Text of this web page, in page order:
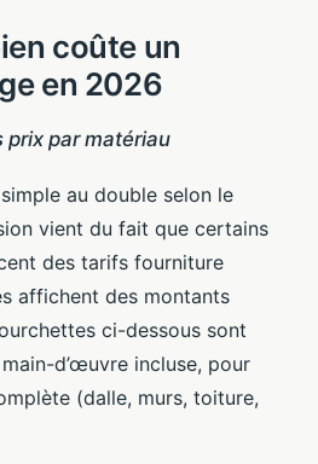
coûte un
en 2026
prix par matériau
au double selon le
vient du fait que certains
des tarifs fourniture
affichent des montants
ci-dessous sont
d’œuvre incluse, pour
(dalle, murs, toiture,